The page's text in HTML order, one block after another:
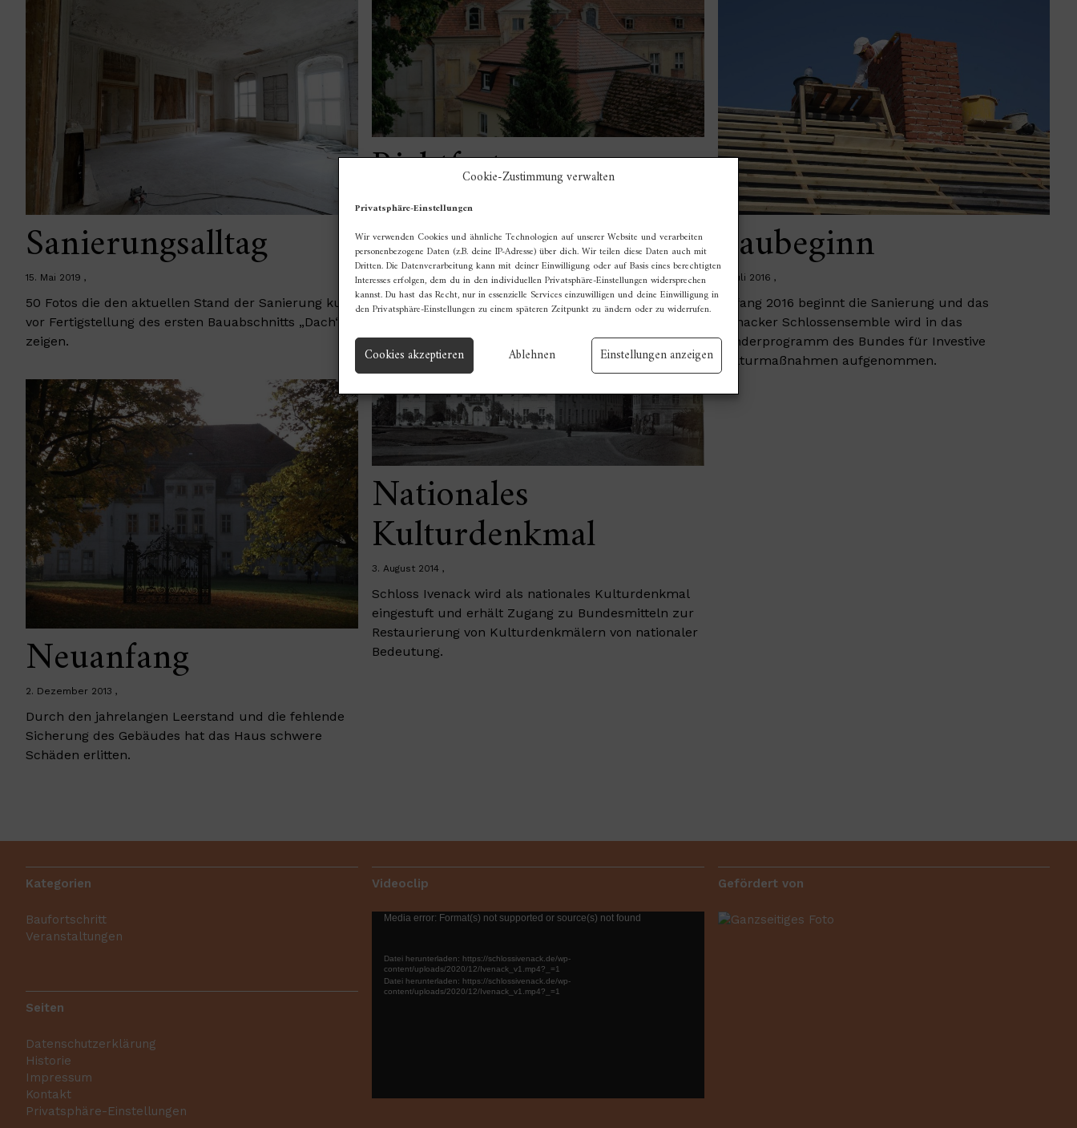
Cookie-Zustimmung verwalten
Privatsphäre-Einstellungen
Wir verwenden Cookies und ähnliche Technologien auf unserer Website und verarbeiten
personenbezogene Daten (z.B. deine IP-Adresse) über dich. Wir teilen diese Daten auch mit
Dritten. Die Datenverarbeitung kann mit deiner Einwilligung oder auf Basis eines berechtigten
Interesses erfolgen, dem du in den individuellen Privatsphäre-Einstellungen widersprechen
kannst. Du hast das Recht, nur in essenzielle Services einzuwilligen und deine Einwilligung in
den Privatsphäre-Einstellungen zu einem späteren Zeitpunkt zu ändern oder zu widerrufen.
Cookies akzeptieren Ablehnen Einstellungen anzeigen
Richtfest
Dachstuhls gefeiert wurde, gab es zwar keine
Richtkrone, doch auf jeden Fall ein Fest.
Sanierungsalltag
15. Mai 2019
50 Fotos die den aktuellen Stand der Sanierung kurz
vor Fertigstellung des ersten Bauabschnitts „Dach“
zeigen.
Baubeginn
2. Juli 2016
Anfang 2016 beginnt die Sanierung und das
Ivenacker Schlossensemble wird in das
Sonderprogramm des Bundes für Investive
Kulturmaßnahmen aufgenommen.
Nationales
Kulturdenkmal
3. August 2014
Schloss Ivenack wird als nationales Kulturdenkmal
eingestuft und erhält Zugang zu Bundesmitteln zur
Restaurierung von Kulturdenkmälern von nationaler
Bedeutung.
Neuanfang
2. Dezember 2013
Durch den jahrelangen Leerstand und die fehlende
Sicherung des Gebäudes hat das Haus schwere
Schäden erlitten.
Kategorien
Baufortschritt
Veranstaltungen
Seiten
Datenschutzerklärung
Historie
Impressum
Kontakt
Privatsphäre-Einstellungen
Videoclip
Video-
Media error: Format(s) not supported or source(s) not found
Datei herunterladen: https://schlossivenack.de/wp-
content/uploads/2020/12/Ivenack_v1.mp4?_=1
Datei herunterladen: https://schlossivenack.de/wp-
content/uploads/2020/12/Ivenack_v1.mp4?_=1
Gefördert von